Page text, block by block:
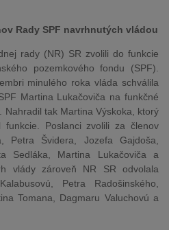
Rady SPF navrhnutých vládou
rady (NR) SR zvolili do funkcie
pozemkového fondu (SPF).
minulého roka vláda schválila
Martina Lukačoviča na funkčné
Nahradil tak Martina Výskoka, ktorý
Poslanci zvolili za členov
Petra Švidera, Jozefa Gajdoša,
Sedláka, Martina Lukačoviča a
vlády zároveň NR SR odvolala
Petra Radošinského,
Tomana, Dagmaru Valuchovú a